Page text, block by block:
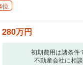
位
280万円
初期費用は諸条件
不動産会社に相